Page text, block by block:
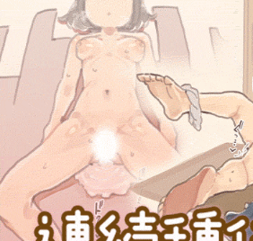
Powered by livedoor 相互RSS